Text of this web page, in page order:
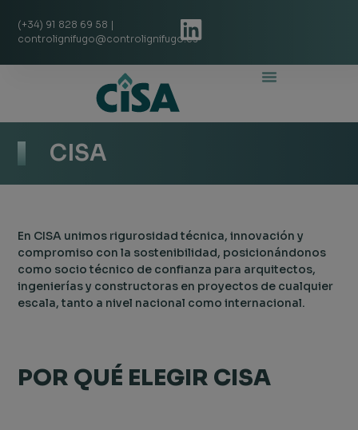
(+34) 91 828 69 58 |
controlignifugo@controlignifugo.es
CISA
En CISA unimos rigurosidad técnica, innovación y
compromiso con la sostenibilidad, posicionándonos
como socio técnico de confianza para arquitectos,
ingenierías y constructoras en proyectos de cualquier
escala, tanto a nivel nacional como internacional.
POR QUÉ ELEGIR CISA